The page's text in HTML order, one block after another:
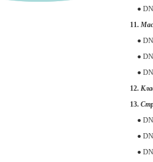
●
11.
●
●
●
12.
13.
●
●
●